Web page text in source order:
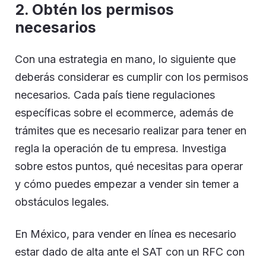
2. Obtén los permisos
necesarios
Con una estrategia en mano, lo siguiente que
deberás considerar es cumplir con los permisos
necesarios. Cada país tiene regulaciones
específicas sobre el ecommerce, además de
trámites que es necesario realizar para tener en
regla la operación de tu empresa. Investiga
sobre estos puntos, qué necesitas para operar
y cómo puedes empezar a vender sin temer a
obstáculos legales.
En México, para vender en línea es necesario
estar dado de alta ante el SAT con un RFC con